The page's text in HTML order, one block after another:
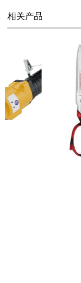
相关产品